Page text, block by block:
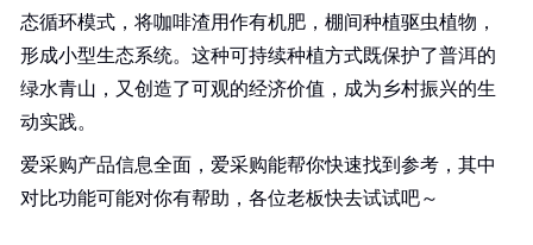
态循环模式，将咖啡渣用作有机肥，棚间种植驱虫植物，
形成小型生态系统。这种可持续种植方式既保护了普洱的
绿水青山，又创造了可观的经济价值，成为乡村振兴的生
动实践。
爱采购产品信息全面，爱采购能帮你快速找到参考，其中
对比功能可能对你有帮助，各位老板快去试试吧～